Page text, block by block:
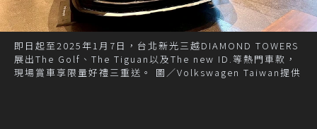
即日起至2025年1月7日，台北新光三越DIAMOND TOWERS
展出The Golf、The Tiguan以及The new ID.等熱門車款，
現場賞車享限量好禮三重送。 圖／Volkswagen Taiwan提供